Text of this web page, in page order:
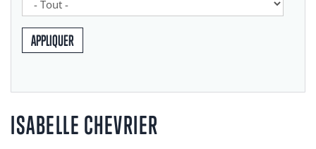
APPLIQUER
ISABELLE CHEVRIER